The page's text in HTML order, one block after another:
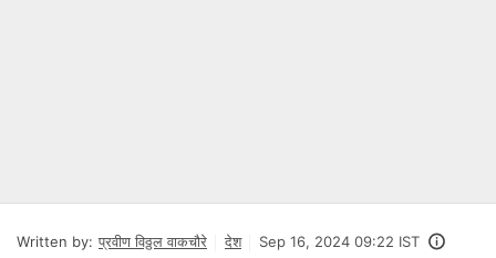
Written by: प्रवीण विठ्ठल वाकचौरे देश Sep 16, 2024 09:22 IST